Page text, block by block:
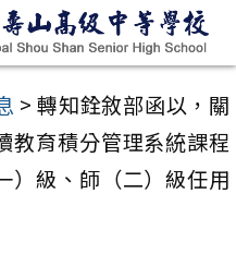
> 轉知銓敘部函以，關
教育積分管理系統課程
）級、師（二）級任用